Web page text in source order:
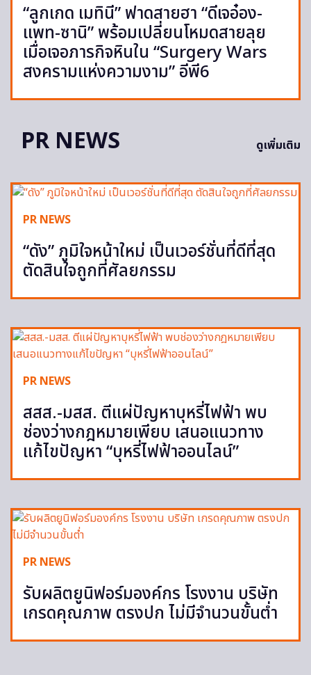
“ลูกเกด เมทินี” ฟาดสายฮา “ดีเจอ๋อง-
แพท-ซานิ” พร้อมเปลี่ยนโหมดสายลุย
เมื่อเจอภารกิจหินใน “Surgery Wars
สงครามแห่งความงาม” อีพี6
PR NEWS ดูเพิ่มเติม
PR NEWS
“ดัง” ภูมิใจหน้าใหม่ เป็นเวอร์ชั่นที่ดีที่สุด
ตัดสินใจถูกที่ศัลยกรรม
PR NEWS
สสส.-มสส. ตีแผ่ปัญหาบุหรี่ไฟฟ้า พบ
ช่องว่างกฎหมายเพียบ เสนอแนวทาง
แก้ไขปัญหา “บุหรี่ไฟฟ้าออนไลน์”
PR NEWS
รับผลิตยูนิฟอร์มองค์กร โรงงาน บริษัท
เกรดคุณภาพ ตรงปก ไม่มีจำนวนขั้นต่ำ